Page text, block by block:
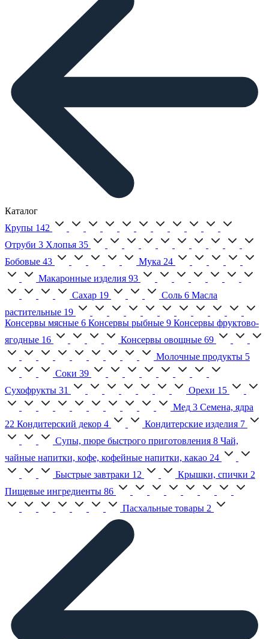
Каталог
Крупы 142
Отруби 3 Хлопья 35
Бобовые 43 Мука 24
Макаронные изделия 93
Сахар 19 Соль 6 Масла
растительные 19
Консервы мясные 6 Консервы рыбные 9 Консервы фруктово-
ягодные 16 Консервы овощные 69
Молочные продукты 5
Соки 39
Сухофрукты 31 Орехи 15
Мед 3 Семена, ядра
22 Кондитерский декор 4 Кондитерские изделия 7
Супы, пюре быстрого приготовления 8 Чай,
чайные напитки, кофе, кофейные напитки, какао 24
Быстрые завтраки 12 Крышки, спички 2
Пищевые ингредиенты 86
Пасхальные товары 2